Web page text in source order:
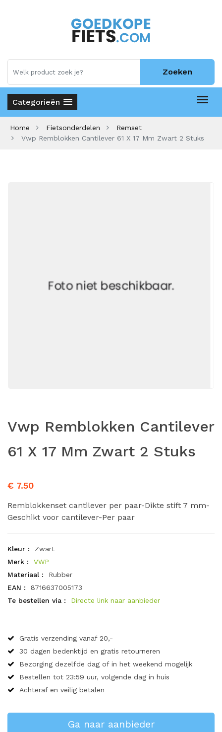
Zoeken
Categorieën
Home Fietsonderdelen
Remset
Vwp Remblokken Cantilever 61 X 17 Mm Zwart 2 Stuks
Vwp Remblokken Cantilever
61 X 17 Mm Zwart 2 Stuks
€ 7.50
Remblokkenset cantilever per paar-Dikte stift 7 mm-
Geschikt voor cantilever-Per paar
Kleur :
Zwart
Merk :
VWP
Materiaal :
Rubber
EAN :
8716637005173
Te bestellen via :
Directe link naar aanbieder
Gratis verzending vanaf 20,-
30 dagen bedenktijd en gratis retourneren
Bezorging dezelfde dag of in het weekend mogelijk
Bestellen tot 23:59 uur, volgende dag in huis
Achteraf en veilig betalen
Ga naar aanbieder